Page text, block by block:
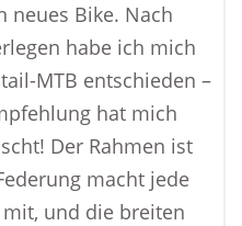
neues Bike. Nach
habe ich mich
MTB entschieden –
hat mich
Der Rahmen ist
macht jede
und die breiten